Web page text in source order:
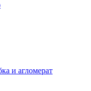
и агломерат